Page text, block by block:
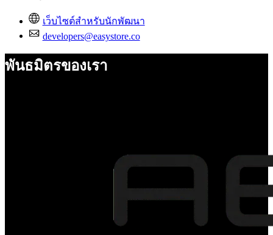
เว็บไซต์สำหรับนักพัฒนา
developers@easystore.co
พันธมิตรของเรา